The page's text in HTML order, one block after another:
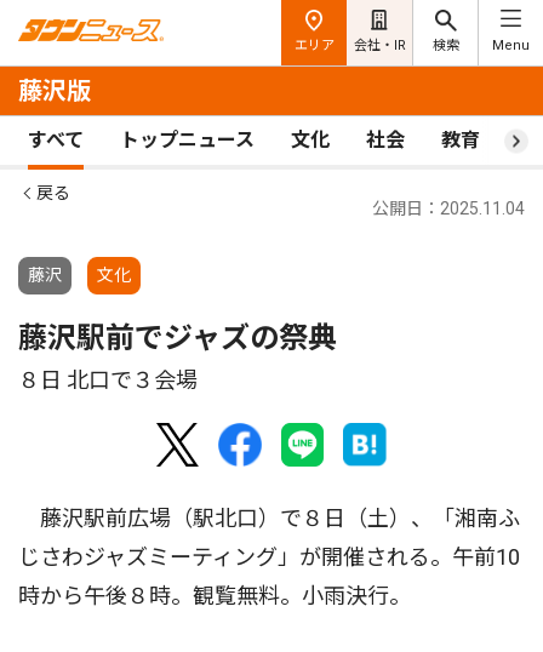
エリア 会社・IR 検索 Menu
藤沢版
すべて トップニュース 文化 社会 教育 ス
戻る
藤沢 文化
公開日：2025.11.04
藤沢駅前でジャズの祭典
８日 北口で３会場
藤沢駅前広場（駅北口）で８日（土）、「湘南ふ
じさわジャズミーティング」が開催される。午前10
時から午後８時。観覧無料。小雨決行。